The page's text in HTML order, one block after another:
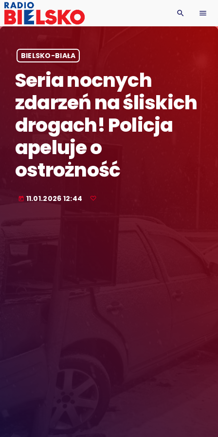
search menu
BIELSKO-BIAŁA
Seria nocnych
zdarzeń na śliskich
drogach! Policja
apeluje o
ostrożność
today 11.01.2026 12:44